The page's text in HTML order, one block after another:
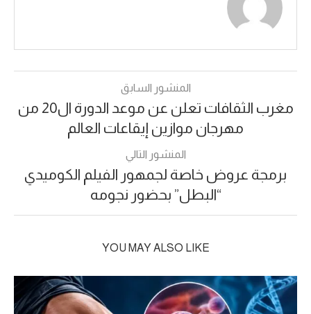
المنشور السابق
مغرب الثقافات تعلن عن موعد الدورة ال20 من
مهرجان موازين إيقاعات العالم
المنشور التالي
برمجة عروض خاصة لجمهور الفيلم الكوميدي
“البطل” بحضور نجومه
YOU MAY ALSO LIKE